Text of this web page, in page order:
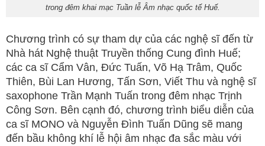
trong đêm khai mạc Tuần lễ Âm nhạc quốc tế Huế.
Chương trình có sự tham dự của các nghệ sĩ đến từ
Nhà hát Nghệ thuật Truyền thống Cung đình Huế;
các ca sĩ Cẩm Vân, Đức Tuấn, Võ Hạ Trâm, Quốc
Thiên, Bùi Lan Hương, Tấn Sơn, Viết Thu và nghệ sĩ
saxophone Trần Mạnh Tuấn trong đêm nhạc Trịnh
Công Sơn. Bên cạnh đó, chương trình biểu diễn của
ca sĩ MONO và Nguyễn Đình Tuấn Dũng sẽ mang
đến bầu không khí lễ hội âm nhạc đa sắc màu với